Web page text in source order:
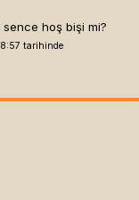
sence hoş bişi mi?
tarihinde